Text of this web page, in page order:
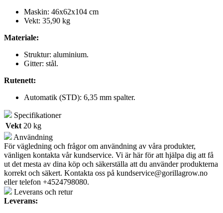
Maskin: 46x62x104 cm
Vekt: 35,90 kg
Materiale:
Struktur: aluminium.
Gitter: stål.
Rutenett:
Automatik (STD): 6,35 mm spalter.
Specifikationer
Vekt 20 kg
Användning
För vägledning och frågor om användning av våra produkter,
vänligen kontakta vår kundservice. Vi är här för att hjälpa dig att få
ut det mesta av dina köp och säkerställa att du använder produkterna
korrekt och säkert. Kontakta oss på kundservice@gorillagrow.no
eller telefon +4524798080.
Leverans och retur
Leverans: